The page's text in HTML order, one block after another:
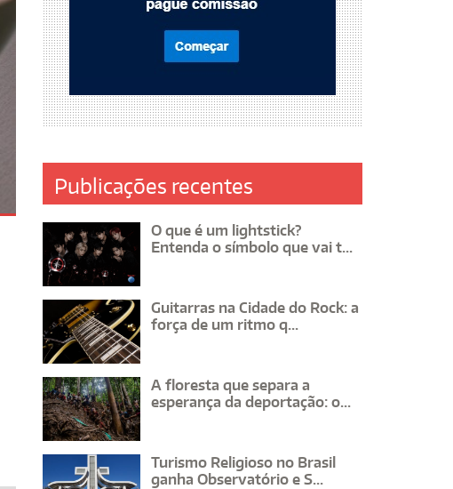
Publicações recentes
O que é um lightstick?
Entenda o símbolo que vai t...
Guitarras na Cidade do Rock: a
força de um ritmo q...
A floresta que separa a
esperança da deportação: o...
Turismo Religioso no Brasil
ganha Observatório e S...